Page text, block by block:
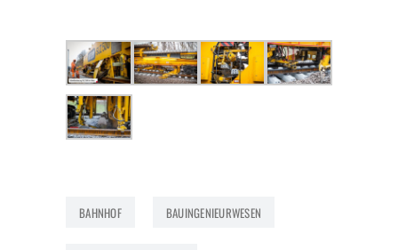
BAHNHOF BAUINGENIEURWESEN